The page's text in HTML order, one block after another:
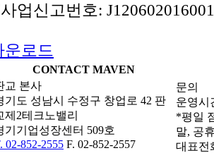
업신고번호:
운로드
CONTACT MAVEN
교 본사
기도 성남시 수정구 창업로 42 판
제2테크노밸리
기기업성장센터 509호
02-852-2555 F. 02-852-2557
문의
운영시
*평일
말, 공
대표전